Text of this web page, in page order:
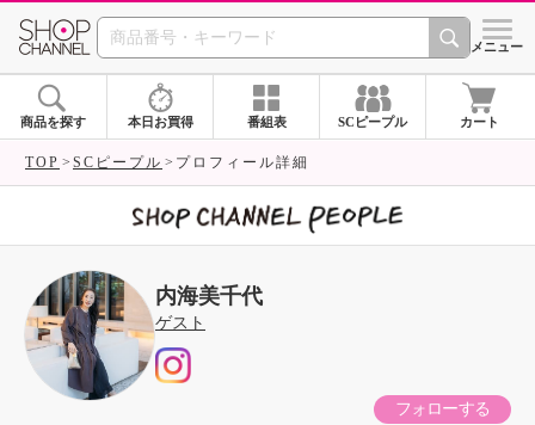
SHOP CHANNEL シメニュー
商品を探す 本日お買得 番組表 SCピープル カート
TOP SCピープル プロフィール詳細
内海美千代
ゲスト
フォローする